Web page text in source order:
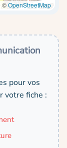
©OpenStreetMap
pour vos
votre fiche :